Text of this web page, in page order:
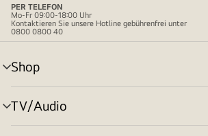
PER TELEFON
Mo-Fr 09:00-18:00 Uhr
Kontaktieren Sie unsere Hotline gebührenfrei unter
0800 0800 40
Shop
Menü
umschalten
TV/Audio
Menü
umschalten